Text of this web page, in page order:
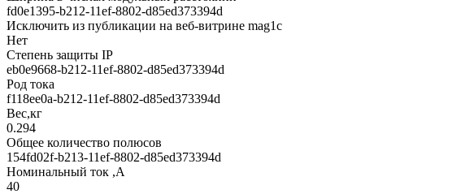
fd0e1395-b212-11ef-8802-d85ed373394d
Исключить из публикации на веб-витрине mag1c
Нет
Степень защиты IP
eb0e9668-b212-11ef-8802-d85ed373394d
Род тока
f118ee0a-b212-11ef-8802-d85ed373394d
Вес,кг
0.294
Общее количество полюсов
154fd02f-b213-11ef-8802-d85ed373394d
Номинальный ток ,А
40